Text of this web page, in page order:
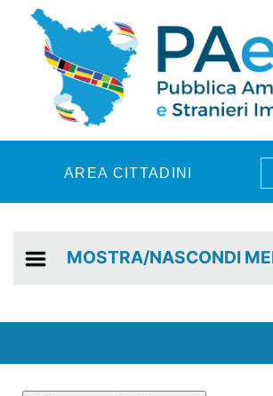
Skip to main content
AREA CITTADINI
MOSTRA/NASCONDI